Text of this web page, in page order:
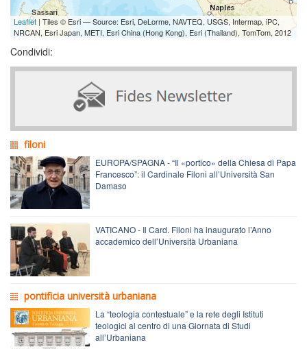
Leaflet | Tiles © Esri — Source: Esri, DeLorme, NAVTEQ, USGS, Intermap, iPC,
NRCAN, Esri Japan, METI, Esri China (Hong Kong), Esri (Thailand), TomTom, 2012
Condividi:
filoni
EUROPA/SPAGNA - “Il «portico» della Chiesa di Papa
Francesco”: il Cardinale Filoni all’Università San
Damaso
VATICANO - Il Card. Filoni ha inaugurato l’Anno
accademico dell’Università Urbaniana
pontificia università urbaniana
La “teologia contestuale” e la rete degli Istituti
teologici al centro di una Giornata di Studi
all’Urbaniana